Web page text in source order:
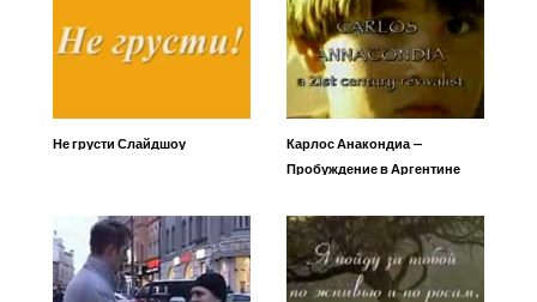
Не грусти Слайдшоу
Карлос Анакондиа —
Пробуждение в Аргентине